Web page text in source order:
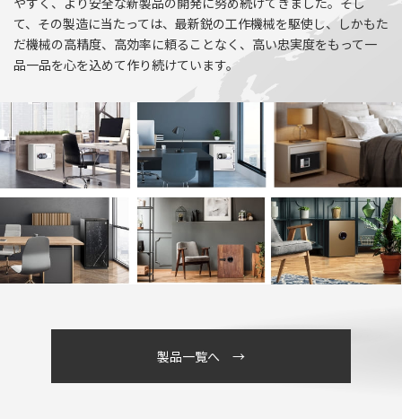
て、その製造に当たっては、最新鋭の工作機械を駆使し、しかもた
だ機械の高精度、高効率に頼ることなく、高い忠実度をもって一
品一品を心を込めて作り続けています。
製品一覧へ →